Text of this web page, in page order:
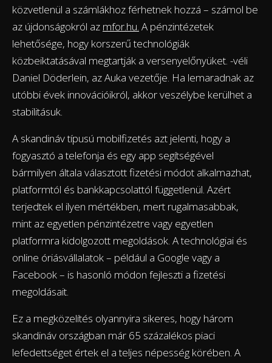
közvetlenül a számlákhoz férhetnek hozzá – számol be
az újdonságokról az mfor.hu. A pénzintézetek
lehetősége, hogy korszerű technológiák
közbeiktatásával megtartják a versenyelőnyüket. -véli
Daniel Döderlein, az Auka vezetője. Ha lemaradnak az
utóbbi évek innovációikról, akkor veszélybe kerülhet a
stabilitásuk.
A skandináv típusú mobilfizetés azt jelenti, hogy a
fogyasztó a telefonja és egy app segítségével
bármilyen általa választott fizetési módot alkalmazhat,
platformtól és bankkapcsolattól függetlenül. Azért
terjedtek el ilyen mértékben, mert rugalmasabbak,
mint az egyetlen pénzintézetre vagy egyetlen
platformra kidolgozott megoldások. A technológiai és
online óriásvállalatok – például a Google vagy a
Facebook – is hasonló módon fejleszti a fizetési
megoldásait.
Ez a megközelítés olyannyira sikeres, hogy három
skandináv országban már 65 százalékos piaci
lefedettséget értek el a teljes népesség körében. A